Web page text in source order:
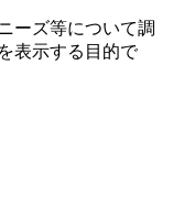
ーズ等について調
表⽰する⽬的で